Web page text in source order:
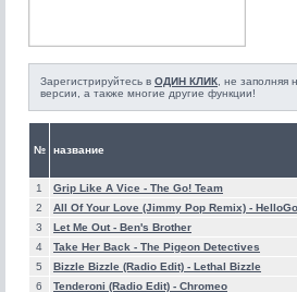
Зарегистрируйтесь в ОДИН КЛИК , не
версии, а также многие другие функции!
№ название
1 Grip Like A Vice - The Go! Team
2
All Of Your Love (Jimmy Pop Remix) -
3
Let Me Out - Ben's Brother
4
Take Her Back - The Pigeon Detectives
5
Bizzle Bizzle (Radio Edit) - Lethal Bizzle
6
Tenderoni (Radio Edit) - Chromeo